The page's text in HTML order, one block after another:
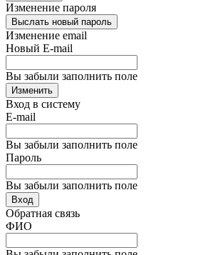
Изменение пароля
Выслать новый пароль
Изменение email
Новый E-mail
Вы забыли заполнить поле
Изменить
Вход в систему
E-mail
Вы забыли заполнить поле
Пароль
Вы забыли заполнить поле
Вход
Обратная связь
ФИО